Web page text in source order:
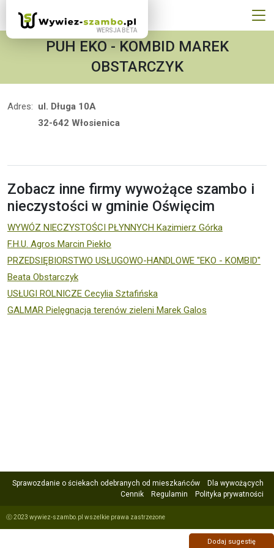
PUH EKO - KOMBID MAREK
OBSTARCZYK
Adres: ul. Długa 10A
32-642 Włosienica
Zobacz inne firmy wywożące szambo i
nieczystości w gminie Oświęcim
WYWÓZ NIECZYSTOŚCI PŁYNNYCH Kazimierz Górka
F.H.U. Agros Marcin Piekło
PRZEDSIĘBIORSTWO USŁUGOWO-HANDLOWE "EKO - KOMBID"
Beata Obstarczyk
USŁUGI ROLNICZE Cecylia Sztafińska
GALMAR Pielęgnacja terenów zieleni Marek Galos
Sprawozdanie o ściekach odebranych od mieszkańców
Dla wywożących
Cennik
Regulamin Polityka prywatności
ⓒ 2023 wywiez-szambo.pl wszelkie prawa zastrzeżone
Dodaj sugestię